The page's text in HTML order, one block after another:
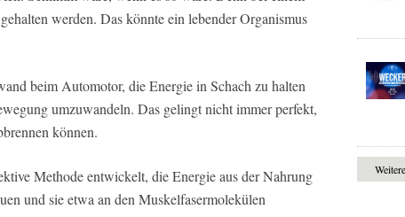
werden. Das könnte ein lebender Organismus
beim Automotor, die Energie in Schach zu halten
umzuwandeln. Das gelingt nicht immer perfekt,
können.
Methode entwickelt, die Energie aus der Nahrung
und sie etwa an den Muskelfasermolekülen